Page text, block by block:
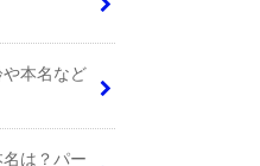
本名など
は？パー